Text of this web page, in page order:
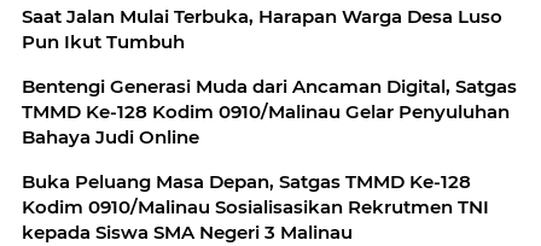
Saat Jalan Mulai Terbuka, Harapan Warga Desa Luso
Pun Ikut Tumbuh
Bentengi Generasi Muda dari Ancaman Digital, Satgas
TMMD Ke-128 Kodim 0910/Malinau Gelar Penyuluhan
Bahaya Judi Online
Buka Peluang Masa Depan, Satgas TMMD Ke-128
Kodim 0910/Malinau Sosialisasikan Rekrutmen TNI
kepada Siswa SMA Negeri 3 Malinau